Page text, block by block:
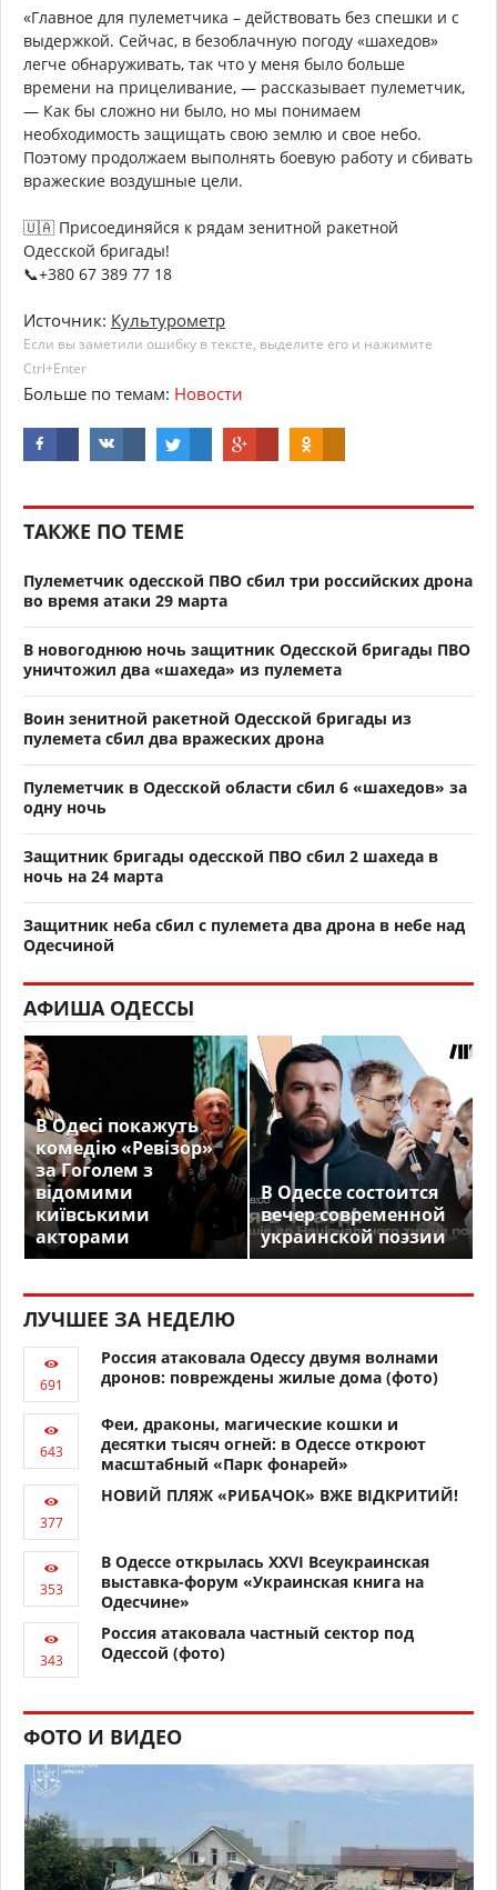
«Главное для пулеметчика – действовать без спешки и с
выдержкой. Сейчас, в безоблачную погоду «шахедов»
легче обнаруживать, так что у меня было больше
времени на прицеливание, — рассказывает пулеметчик,
— Как бы сложно ни было, но мы понимаем
необходимость защищать свою землю и свое небо.
Поэтому продолжаем выполнять боевую работу и сбивать
вражеские воздушные цели.
🇺🇦 Присоединяйся к рядам зенитной ракетной
Одесской бригады!
📞+380 67 389 77 18
Источник: Культурометр
Если вы заметили ошибку в тексте, выделите его и нажимите
Ctrl+Enter
Больше по темам: Новости
ТАКЖЕ ПО ТЕМЕ
Пулеметчик одесской ПВО сбил три российских дрона
во время атаки 29 марта
В новогоднюю ночь защитник Одесской бригады ПВО
уничтожил два «шахеда» из пулемета
Воин зенитной ракетной Одесской бригады из
пулемета сбил два вражеских дрона
Пулеметчик в Одесской области сбил 6 «шахедов» за
одну ночь
Защитник бригады одесской ПВО сбил 2 шахеда в
ночь на 24 марта
Защитник неба сбил с пулемета два дрона в небе над
Одесчиной
АФИША ОДЕССЫ
В Одесі покажуть
комедію «Ревізор»
за Гоголем з
відомими
київськими
акторами
В Одессе состоится
вечер современной
украинской поэзии
ЛУЧШЕЕ ЗА НЕДЕЛЮ
Россия атаковала Одессу двумя волнами
дронов: повреждены жилые дома (фото)
Феи, драконы, магические кошки и
десятки тысяч огней: в Одессе откроют
масштабный «Парк фонарей»
НОВИЙ ПЛЯЖ «РИБАЧОК» ВЖЕ ВІДКРИТИЙ!
В Одессе открылась XXVI Всеукраинская
выставка-форум «Украинская книга на
Одесчине»
Россия атаковала частный сектор под
Одессой (фото)
ФОТО И ВИДЕО